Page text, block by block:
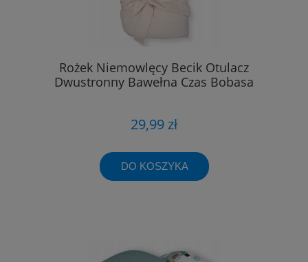
Rożek Niemowlęcy Becik Otulacz
Dwustronny Bawełna Czas Bobasa
29,99 zł
DO KOSZYKA